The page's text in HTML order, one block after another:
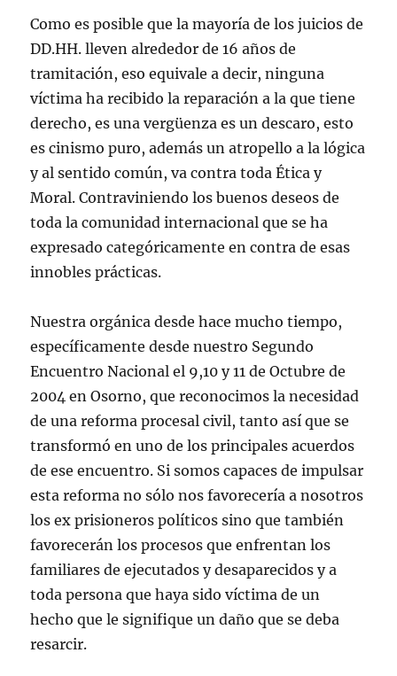
Como es posible que la mayoría de los juicios de
DD.HH. lleven alrededor de 16 años de
tramitación, eso equivale a decir, ninguna
víctima ha recibido la reparación a la que tiene
derecho, es una vergüenza es un descaro, esto
es cinismo puro, además un atropello a la lógica
y al sentido común, va contra toda Ética y
Moral. Contraviniendo los buenos deseos de
toda la comunidad internacional que se ha
expresado categóricamente en contra de esas
innobles prácticas.
Nuestra orgánica desde hace mucho tiempo,
específicamente desde nuestro Segundo
Encuentro Nacional el 9,10 y 11 de Octubre de
2004 en Osorno, que reconocimos la necesidad
de una reforma procesal civil, tanto así que se
transformó en uno de los principales acuerdos
de ese encuentro. Si somos capaces de impulsar
esta reforma no sólo nos favorecería a nosotros
los ex prisioneros políticos sino que también
favorecerán los procesos que enfrentan los
familiares de ejecutados y desaparecidos y a
toda persona que haya sido víctima de un
hecho que le signifique un daño que se deba
resarcir.